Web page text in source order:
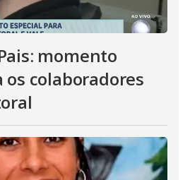
momento
os colaboradores